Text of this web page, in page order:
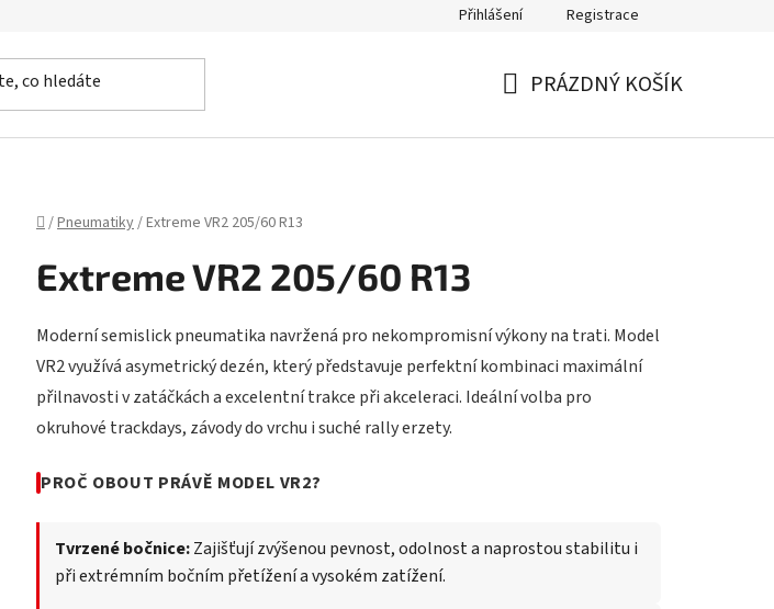
Přihlášení Registrace
PRÁZDNÝ KOŠÍK
Domů
/Pneumatiky/Extreme VR2 205/60 R13
Extreme VR2 205/60 R13
Moderní semislick pneumatika navržená pro nekompromisní výkony na trati. Model
VR2 využívá asymetrický dezén, který představuje perfektní kombinaci maximální
přilnavosti v zatáčkách a excelentní trakce při akceleraci. Ideální volba pro
okruhové trackdays, závody do vrchu i suché rally erzety.
PROČ OBOUT PRÁVĚ MODEL VR2?
Tvrzené bočnice:Zajišťují zvýšenou pevnost, odolnost a naprostou stabilitu i
při extrémním bočním přetížení a vysokém zatížení.